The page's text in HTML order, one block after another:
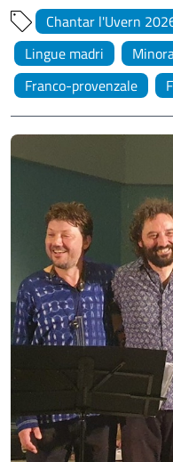
Chantar l'Uvern
Lingue madri
Franco-provenzale